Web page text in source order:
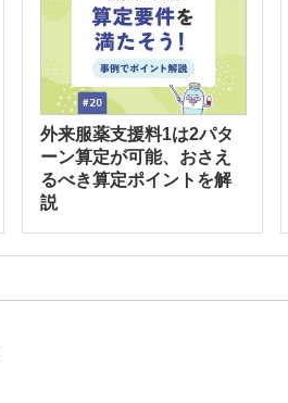
外来服薬支援料1は2パタ
ーン算定が可能、おさえ
るべき算定ポイントを解
説